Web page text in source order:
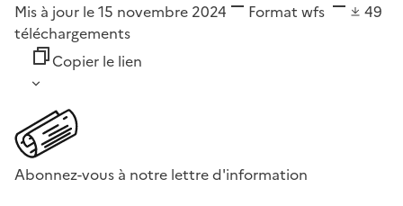
Mis à jour le 15 novembre 2024 Format wfs
49
téléchargements
Copier le lien
Abonnez-vous à notre lettre d'information